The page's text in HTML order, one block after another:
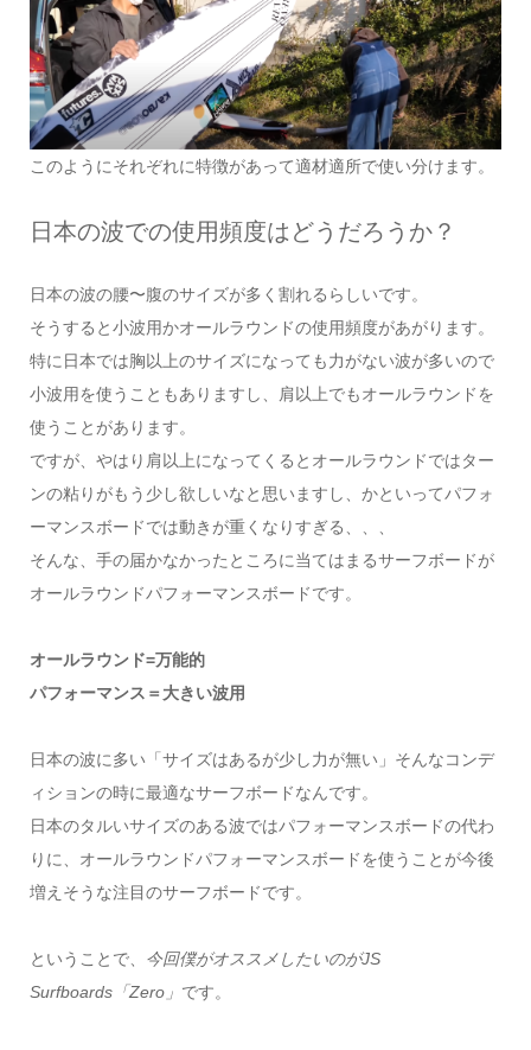
このようにそれぞれに特徴があって適材適所で使い分けます。
日本の波での使用頻度はどうだろうか？
日本の波の腰〜腹のサイズが多く割れるらしいです。
そうすると小波用かオールラウンドの使用頻度があがります。
特に日本では胸以上のサイズになっても力がない波が多いので
小波用を使うこともありますし、肩以上でもオールラウンドを
使うことがあります。
ですが、やはり肩以上になってくるとオールラウンドではター
ンの粘りがもう少し欲しいなと思いますし、かといってパフォ
ーマンスボードでは動きが重くなりすぎる、、、
そんな、手の届かなかったところに当てはまるサーフボードが
オールラウンドパフォーマンスボードです。
オールラウンド=万能的
パフォーマンス＝大きい波用
日本の波に多い「サイズはあるが少し力が無い」そんなコンデ
ィションの時に最適なサーフボードなんです。
日本のタルいサイズのある波ではパフォーマンスボードの代わ
りに、オールラウンドパフォーマンスボードを使うことが今後
増えそうな注目のサーフボードです。
ということで、 今回僕がオススメしたいのがJS
Surfboards「Zero」 です。